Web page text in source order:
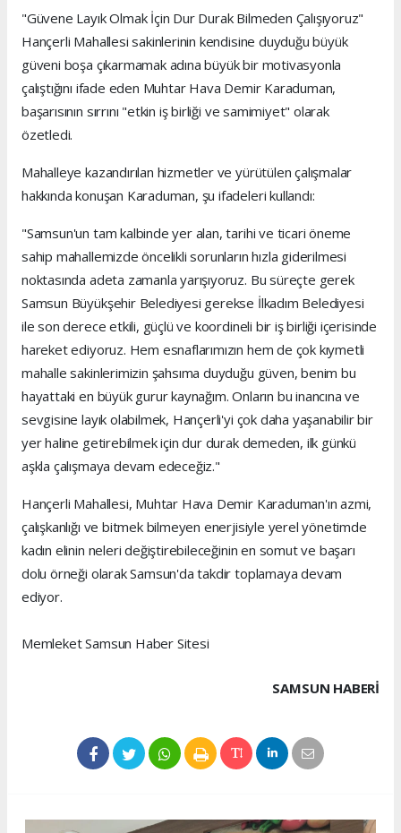
"Güvene Layık Olmak İçin Dur Durak Bilmeden Çalışıyoruz"
Hançerli Mahallesi sakinlerinin kendisine duyduğu büyük
güveni boşa çıkarmamak adına büyük bir motivasyonla
çalıştığını ifade eden Muhtar Hava Demir Karaduman,
başarısının sırrını "etkin iş birliği ve samimiyet" olarak
özetledi.
Mahalleye kazandırılan hizmetler ve yürütülen çalışmalar
hakkında konuşan Karaduman, şu ifadeleri kullandı:
"Samsun'un tam kalbinde yer alan, tarihi ve ticari öneme
sahip mahallemizde öncelikli sorunların hızla giderilmesi
noktasında adeta zamanla yarışıyoruz. Bu süreçte gerek
Samsun Büyükşehir Belediyesi gerekse İlkadım Belediyesi
ile son derece etkili, güçlü ve koordineli bir iş birliği içerisinde
hareket ediyoruz. Hem esnaflarımızın hem de çok kıymetli
mahalle sakinlerimizin şahsıma duyduğu güven, benim bu
hayattaki en büyük gurur kaynağım. Onların bu inancına ve
sevgisine layık olabilmek, Hançerli'yi çok daha yaşanabilir bir
yer haline getirebilmek için dur durak demeden, ilk günkü
aşkla çalışmaya devam edeceğiz."
Hançerli Mahallesi, Muhtar Hava Demir Karaduman'ın azmi,
çalışkanlığı ve bitmek bilmeyen enerjisiyle yerel yönetimde
kadın elinin neleri değiştirebileceğinin en somut ve başarı
dolu örneği olarak Samsun'da takdir toplamaya devam
ediyor.
Memleket Samsun Haber Sitesi
SAMSUN HABERİ